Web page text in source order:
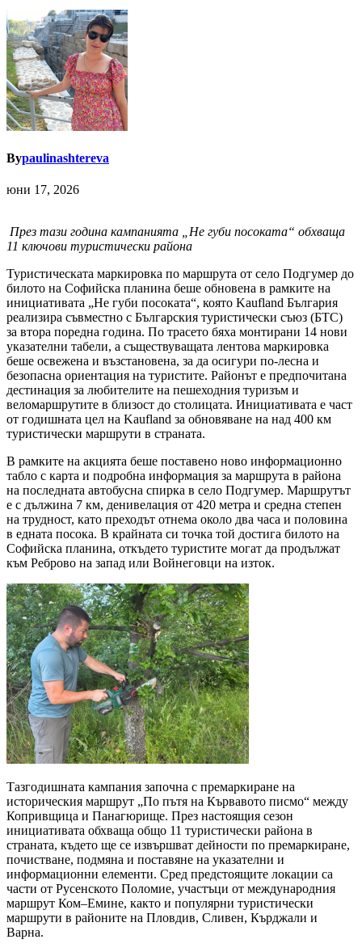
Bypaulinashtereva
юни 17, 2026
През тази година кампанията „Не губи посоката“ обхваща
11 ключови туристически района
Туристическата маркировка по маршрута от село Подгумер до
билото на Софийска планина беше обновена в рамките на
инициативата „Не губи посоката“, която Kaufland България
реализира съвместно с Българския туристически съюз (БТС)
за втора поредна година. По трасето бяха монтирани 14 нови
указателни табели, а съществуващата лентова маркировка
беше освежена и възстановена, за да осигури по-лесна и
безопасна ориентация на туристите. Районът е предпочитана
дестинация за любителите на пешеходния туризъм и
веломаршрутите в близост до столицата. Инициативата е част
от годишната цел на Kaufland за обновяване на над 400 км
туристически маршрути в страната.
В рамките на акцията беше поставено ново информационно
табло с карта и подробна информация за маршрута в района
на последната автобусна спирка в село Подгумер. Маршрутът
е с дължина 7 км, денивелация от 420 метра и средна степен
на трудност, като преходът отнема около два часа и половина
в едната посока. В крайната си точка той достига билото на
Софийска планина, откъдето туристите могат да продължат
към Реброво на запад или Войнеговци на изток.
Тазгодишната кампания започна с премаркиране на
историческия маршрут „По пътя на Кървавото писмо“ между
Копривщица и Панагюрище. През настоящия сезон
инициативата обхваща общо 11 туристически района в
страната, където ще се извършват дейности по премаркиране,
почистване, подмяна и поставяне на указателни и
информационни елементи. Сред предстоящите локации са
части от Русенското Поломие, участъци от международния
маршрут Ком–Емине, както и популярни туристически
маршрути в районите на Пловдив, Сливен, Кърджали и
Варна.